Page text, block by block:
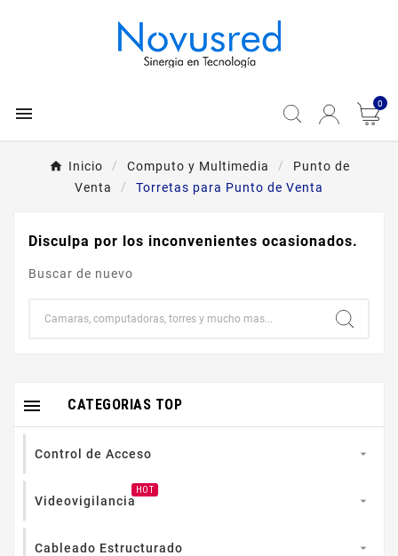
 0
Inicio Computo y Multimedia
Punto de
Venta
Torretas para Punto de Venta
Disculpa por los inconvenientes ocasionados.
Buscar de nuevo
CATEGORIAS TOP

Control de Acceso 
Videovigilancia
HOT

Cableado Estructurado 